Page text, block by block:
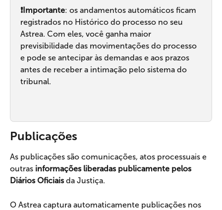
❗Importante: os andamentos automáticos ficam
registrados no Histórico do processo no seu
Astrea. Com eles, você ganha maior
previsibilidade das movimentações do processo
e pode se antecipar às demandas e aos prazos
antes de receber a intimação pelo sistema do
tribunal.
Publicações
As publicações são comunicações, atos processuais e
outras informações liberadas publicamente pelos
Diários Oficiais da Justiça.
O Astrea captura automaticamente publicações nos